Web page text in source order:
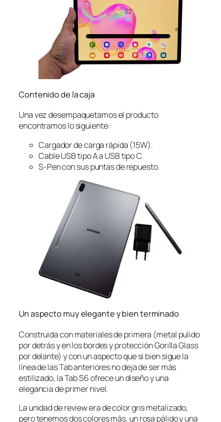
Contenido de la caja
Una vez desempaquetamos el producto
encontramos lo siguiente:
Cargador de carga rápida (15W).
Cable USB tipo A a USB tipo C.
S-Pen con sus puntas de repuesto.
Un aspecto muy elegante y bien terminado
Construida con materiales de primera (metal pulido
por detrás y en los bordes y protección Gorilla Glass
por delante) y con un aspecto que si bien sigue la
línea de las Tab anteriores no deja de ser más
estilizado, la Tab S6 ofrece un diseño y una
elegancia de primer nivel.
La unidad dereviewera de color gris metalizado,
pero tenemos dos colores más, un rosa pálido y una